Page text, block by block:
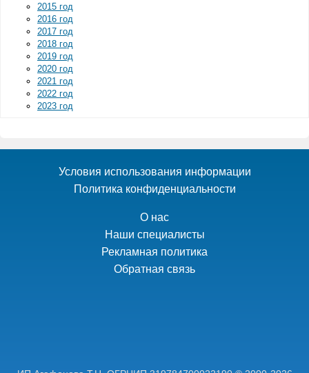
2015 год
2016 год
2017 год
2018 год
2019 год
2020 год
2021 год
2022 год
2023 год
Условия использования информации
Политика конфиденциальности
О нас
Наши специалисты
Рекламная политика
Обратная связь